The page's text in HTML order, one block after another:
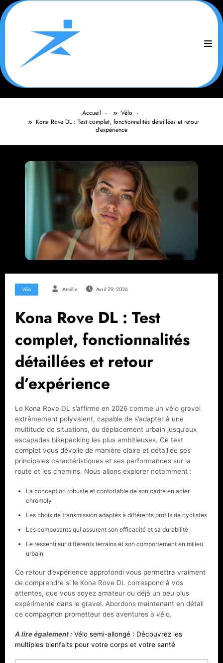
Aller
au
contenu
Accueil
Vélo
Kona Rove DL : Test complet, fonctionnalités détaillées et retour
d’expérience
Vélo Amélie Avril 29, 2026
Kona Rove DL : Test
complet, fonctionnalités
détaillées et retour
d’expérience
Le Kona Rove DL s’affirme en 2026 comme un vélo gravel
extrêmement polyvalent, capable de s’adapter à une
multitude de situations, du déplacement urbain jusqu’aux
escapades bikepacking les plus ambitieuses. Ce test
complet vous dévoile de manière claire et détaillée ses
principales caractéristiques et ses performances sur la
route et les chemins. Nous allons explorer notamment :
La conception robuste et confortable de son cadre en acier
chromoly
Les choix de transmission adaptés à différents profils de cyclistes
Les composants qui assurent son efficacité et sa durabilité
Le ressenti sur différents terrains et son comportement en milieu
urbain
Ce retour d’expérience approfondi vous permettra vraiment
de comprendre si le Kona Rove DL correspond à vos
attentes, que vous soyez amateur ou déjà un peu plus
expérimenté dans le gravel. Abordons maintenant en détail
ce compagnon prometteur des aventures à vélo.
A lire également : Vélo semi-allongé : Découvrez les
multiples bienfaits pour votre corps et votre santé